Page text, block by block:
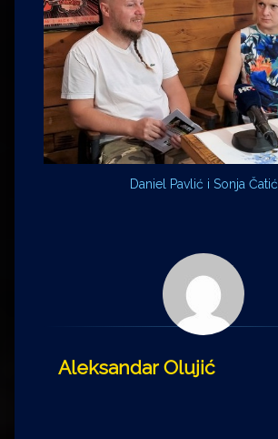
Daniel Pavlić i Sonja Čatić
Aleksandar Olujić